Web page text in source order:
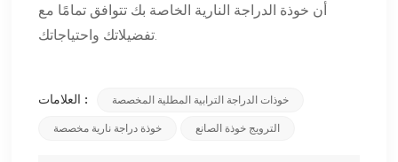
أن خوذة الدراجة النارية الخاصة بك تتوافق تمامًا مع
تفضيلاتك واحتياجاتك.
العلامات : خوذات الدراجة الترابية المطلية المخصصة
خوذة دراجة نارية مخصصة الترويج خوذة الصانع